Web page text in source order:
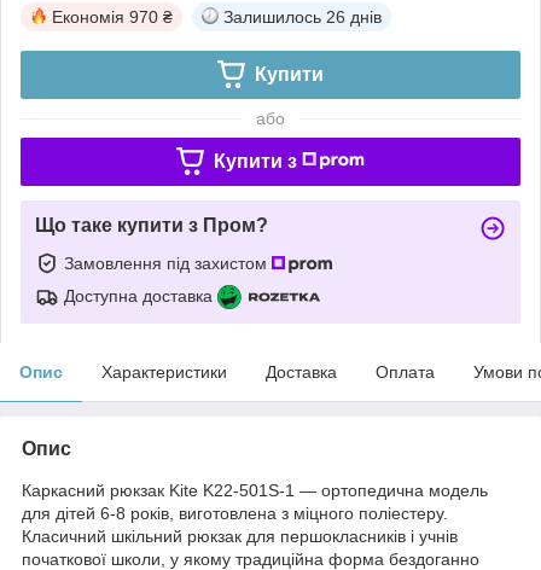
Економія 970 ₴ Залишилось 26 днів
Купити
або
Купити з
Що таке купити з Пром?
Замовлення під захистом
Доступна доставка
Опис Характеристики Доставка Оплата Умови
Опис
Каркасний рюкзак Kite K22-501S-1 — ортопедична модель
для дітей 6-8 років, виготовлена з міцного поліестеру.
Класичний шкільний рюкзак для першокласників і учнів
початкової школи, у якому традиційна форма бездоганно